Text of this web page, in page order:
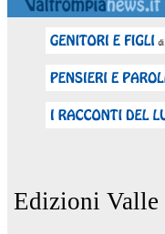
Edizioni Valle